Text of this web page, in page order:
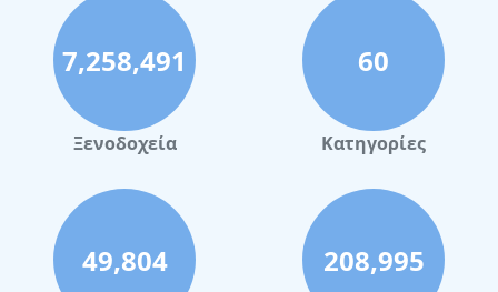
Ξενοδοχεία για οικογενειακές διακοπές στη
Λευκάδα
Ξενοδοχεία για οικογενειακές διακοπές στην
Κεφαλονιά
Ξενοδοχεία για οικογενειακές διακοπές στη
Μύκονο
7,258,491
Ξενοδοχεία
60
Κατηγορίες
49,804 208,995